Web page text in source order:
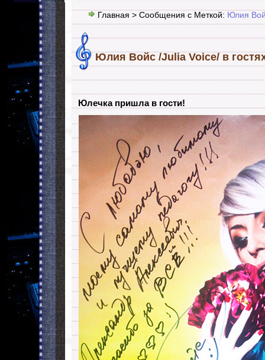
Теги ТОП
Главная > Сообщения с Меткой: Юлия
Юлия Войс /Julia Voice/ в
Юлечка пришла в гости!